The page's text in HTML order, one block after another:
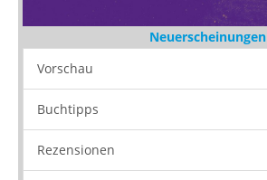
Neuerscheinungen
Vorschau
Buchtipps
Rezensionen